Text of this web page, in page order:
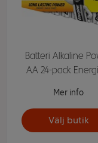
Batteri Alkaline
AA 24-pack
Mer info
Välj butik